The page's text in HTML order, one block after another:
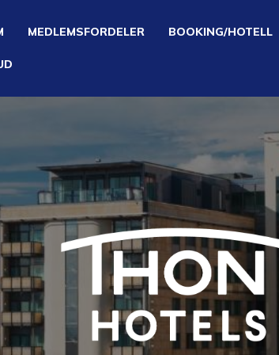
MEDLEMSFORDELER BOOKING/HOTELL